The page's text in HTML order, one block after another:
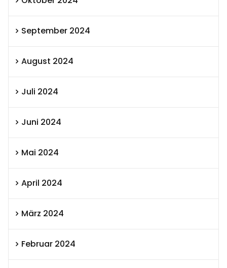
September 2024
August 2024
Juli 2024
Juni 2024
Mai 2024
April 2024
März 2024
Februar 2024